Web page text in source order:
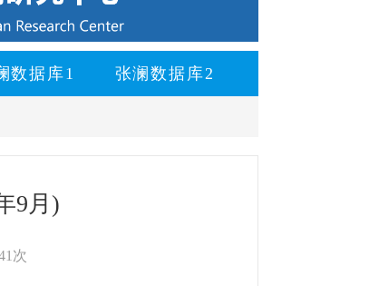
数据库1 张澜数据库2
9月)
次